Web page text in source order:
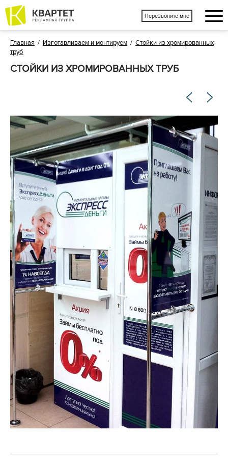
Перезвоните мне
Главная / Изготавливаем и монтируем / Стойки из хромированных
труб
СТОЙКИ ИЗ ХРОМИРОВАННЫХ ТРУБ